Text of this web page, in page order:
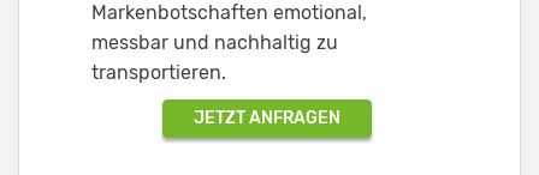
Markenbotschaften emotional,
messbar und nachhaltig zu
transportieren.
JETZT ANFRAGEN